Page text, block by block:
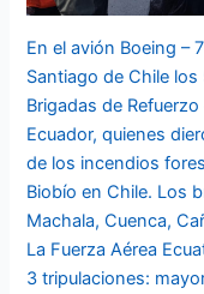
En el avión Boeing –
Santiago de Chile
Brigadas de
Ecuador, quienes
de los incendios
Biobío en Chile. Los
Machala, Cuenca,
La Fuerza Aérea
3 tripulaciones: